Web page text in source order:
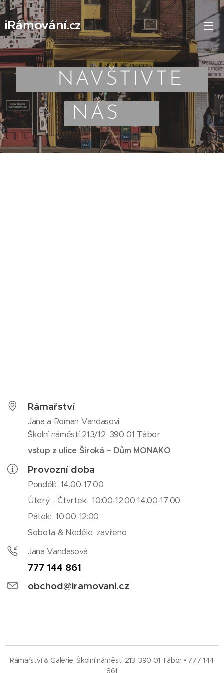
iRámování.cz
NAVŠTIVTE
NÁS
Rámařství
Jana a Roman Vandasovi
Školní náměstí 213/12, 390 01 Tábor
vstup z ulice Široká – Dům MONAKO
Provozní doba
Pondělí: 14.00-17.00
Úterý - Čtvrtek: 10:00-12:00 14.00-17.00
Pátek: 10:00-12:00
Sobota & Neděle: zavřeno
Jana Vandasová
777 144 861
obchod@iramovani.cz
Rámařství & Galerie, Školní náměstí 213, 390 01 Tábor • 777 144
861